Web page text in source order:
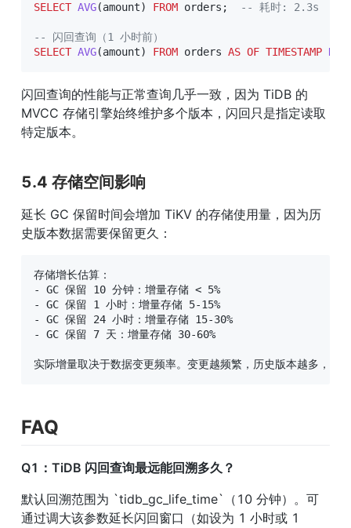
SELECT AVG(amount) FROM orders ; -- 耗时: 2.3s
-- 闪回查询（1 小时前）
SELECT AVG(amount) FROM orders AS OF TIMESTAMP NOW
闪回查询的性能与正常查询几乎一致，因为 TiDB 的
MVCC 存储引擎始终维护多个版本，闪回只是指定读取
特定版本。
5.4 存储空间影响
延长 GC 保留时间会增加 TiKV 的存储使用量，因为历
史版本数据需要保留更久：
存储增长估算：
- GC 保留 10 分钟：增量存储 < 5%
- GC 保留 1 小时：增量存储 5-15%
- GC 保留 24 小时：增量存储 15-30%
- GC 保留 7 天：增量存储 30-60%
实际增量取决于数据变更频率。变更越频繁，历史版本越多，存
FAQ
Q1：TiDB 闪回查询最远能回溯多久？
默认回溯范围为 `tidb_gc_life_time`（10 分钟）。可
通过调大该参数延长闪回窗口（如设为 1 小时或 1